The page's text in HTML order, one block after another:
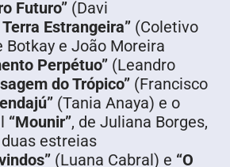
Futuro” (Davi
Estrangeira” (Coletivo
Botkay e João Moreira
Perpétuo” (Leandro
do Trópico” (Francisco
(Tania Anaya) e o
“Mounir”, de Juliana Borges,
estreias
(Luana Cabral) e “O